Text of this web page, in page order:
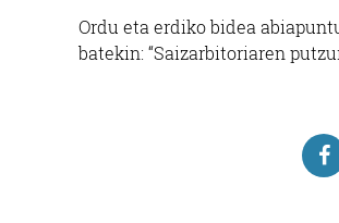
Ordu eta erdiko bidea
batekin: “Saizarbitoriaren